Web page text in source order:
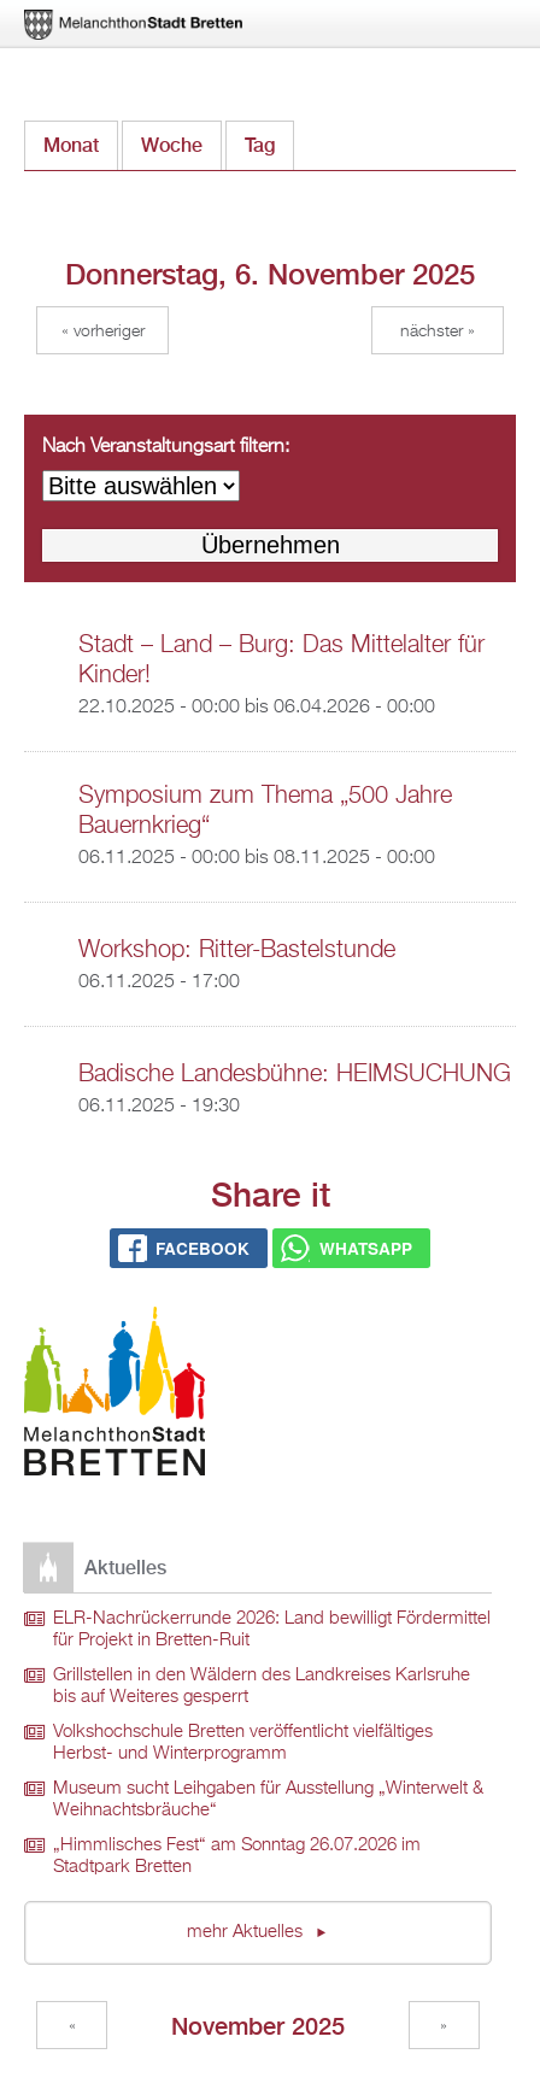
zum
Monat Woche Tag
Donnerstag, 6. November 2025
« vorheriger nächster »
Nach Veranstaltungsart filtern:
Stadt – Land – Burg: Das Mittelalter für
Kinder!
22.10.2025 - 00:00bis 06.04.2026 - 00:00
Symposium zum Thema „500 Jahre
Bauernkrieg“
06.11.2025 - 00:00bis 08.11.2025 - 00:00
Workshop: Ritter-Bastelstunde
06.11.2025 - 17:00
Badische Landesbühne: HEIMSUCHUNG
06.11.2025 - 19:30
Share it
FACEBOOK WHATSAPP
Aktuelles
ELR-Nachrückerrunde 2026: Land bewilligt Fördermittel
für Projekt in Bretten-Ruit
Grillstellen in den Wäldern des Landkreises Karlsruhe
bis auf Weiteres gesperrt
Volkshochschule Bretten veröffentlicht vielfältiges
Herbst- und Winterprogramm
Museum sucht Leihgaben für Ausstellung „Winterwelt &
Weihnachtsbräuche“
„Himmlisches Fest“ am Sonntag 26.07.2026 im
Stadtpark Bretten
mehr Aktuelles
November 2025
« »